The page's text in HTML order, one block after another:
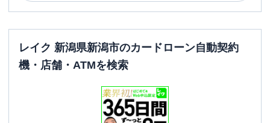
レイク 新潟県新潟市のカードローン自動契約
機・店舗・ATMを検索